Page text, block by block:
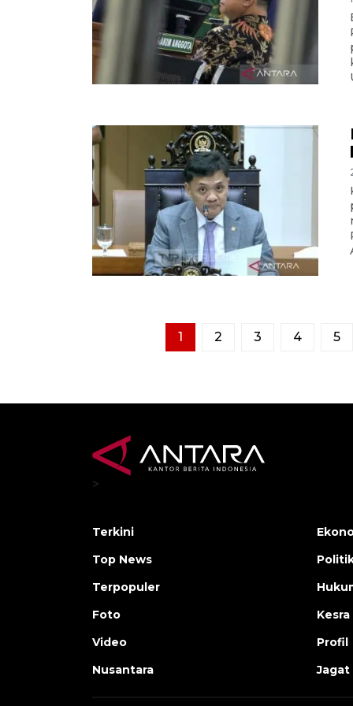
1 2 3 4 5
>
Terkini
Top News
Terpopuler
Foto
Video
Nusantara
Kesra
Profil
Jagat